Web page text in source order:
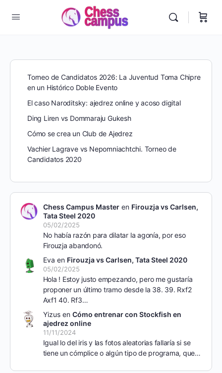
Torneo de Candidatos 2026: La Juventud Toma Chipre
en un Histórico Doble Evento
El caso Naroditsky: ajedrez online y acoso digital
Ding Liren vs Dommaraju Gukesh
Cómo se crea un Club de Ajedrez
Vachier Lagrave vs Nepomniachtchi. Torneo de
Candidatos 2020
Chess Campus Masteren Firouzja vs Carlsen,
Tata Steel 2020
05/02/2025
No había razón para dilatar la agonía, por eso
Firouzja abandonó.
Eva en Firouzja vs Carlsen, Tata Steel 2020
05/02/2025
Hola ! Estoy justo empezando, pero me gustaría
proponer un último tramo desde la 38. 39. Rxf2
Axf1 40. Rf3…
Yizusen Cómo entrenar con Stockfish en
ajedrez online
11/11/2024
Igual lo del iris y las fotos aleatorias fallaría si se
tiene un cómplice o algún tipo de programa, que…